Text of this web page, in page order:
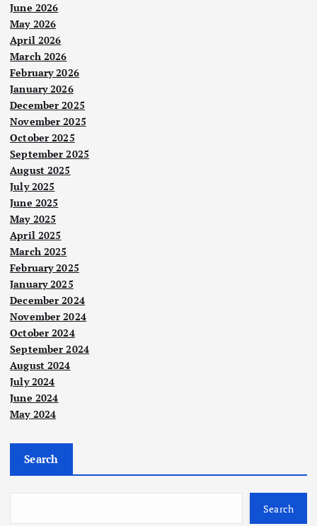
June 2026
May 2026
April 2026
March 2026
February 2026
January 2026
December 2025
November 2025
October 2025
September 2025
August 2025
July 2025
June 2025
May 2025
April 2025
March 2025
February 2025
January 2025
December 2024
November 2024
October 2024
September 2024
August 2024
July 2024
June 2024
May 2024
Search
Search
Nege
ri
ah
aka
n
An
itus
i
kelu